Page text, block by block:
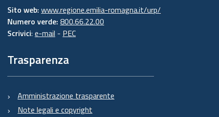
Sito web: www.regione.emilia-romagna.it/urp/
Numero verde: 800.66.22.00
Scrivici: e-mail - PEC
Trasparenza
Amministrazione trasparente
Note legali e copyright